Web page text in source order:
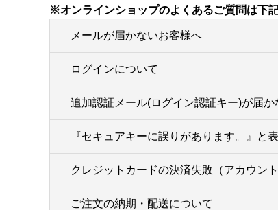
※オンラインショップのよくあるご質問は下
メールが届かないお客様へ
ログインについて
追加認証メール(ログイン認証キー)が届か
『セキュアキーに誤りがあります。』と
クレジットカードの決済失敗（アカウン
ご注文の納期・配送について